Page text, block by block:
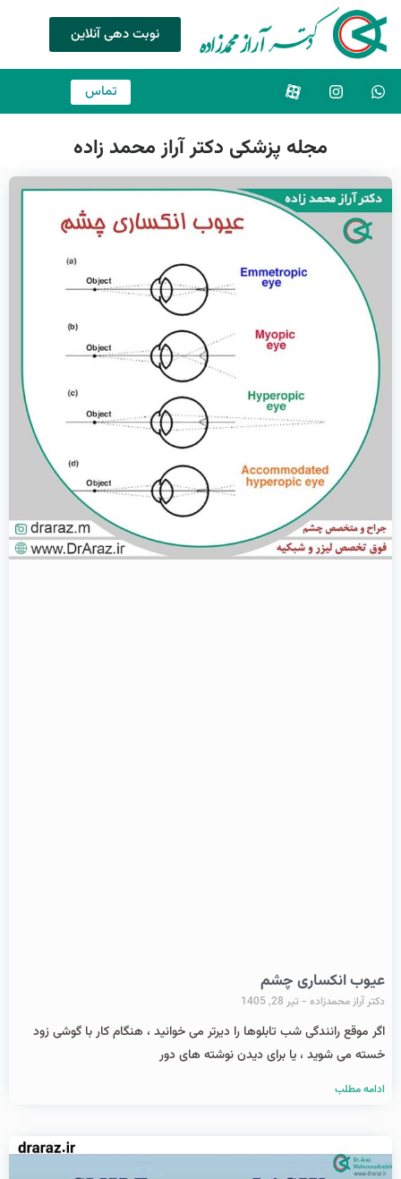
نوبت دهی آنلاین
تماس
مجله پزشکی دکتر آراز محمد زاده
عیوب انکساری چشم
دکتر آراز محمدزاده تیر 28, 1405
اگر موقع رانندگی شب تابلوها را دیرتر می خوانید ، هنگام کار با گوشی زود
خسته می شوید ، یا برای دیدن نوشته های دور
ادامه مطلب